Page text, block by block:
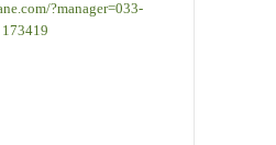
?manager=033-
173419